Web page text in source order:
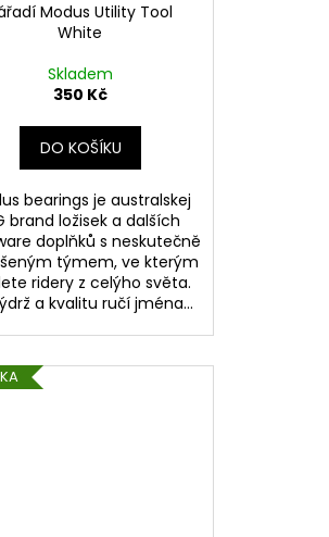
Modus Utility Tool
White
Skladem
350 Kč
DO KOŠÍKU
bearings je australskej
brand ložisek a dalších
doplňků s neskutečně
týmem, ve kterým
ridery z celýho světa.
a kvalitu ručí jména...